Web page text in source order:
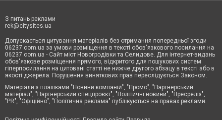
З питань реклами
rek@citysites.ua
Допускається цитування матеріалів без отримання попередньої згоди
06237.com.ua за умови розміщення в тексті обов'язкового посилання на
06237.com.ua - Сайт міст Новогродівки та Селидове. Для інтернет-видань
обов'язкове розміщення прямого, відкритого для пошукових систем
гіперпосилання на цитовані статті не нижче другого абзацу в тексті або в
якості джерела. Порушення виняткових прав переслідується Законом.
Матеріали з плашками "Новини компаній", "Промо", "Партнерський
матеріал", "Партнерський спецпроєкт", "Політичні новини", "Пресреліз",
"PR", "Офіційно", "Політична реклама" публікуються на правах реклами.